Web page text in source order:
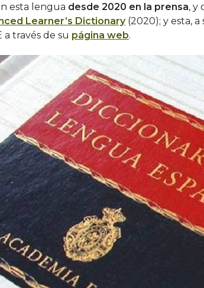
esta lengua desde 2020 en la prensa, y
Learner’s Dictionary(2020); y esta, a
a través de su página web.